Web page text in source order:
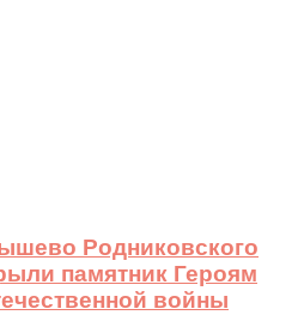
Родниковского
памятник Героям
войны